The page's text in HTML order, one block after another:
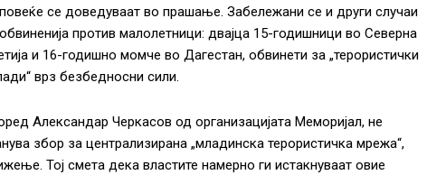
се доведуваат во прашање. Забележани се и други случаи
против малолетници: двајца 15-годишници во Северна
и 16-годишно момче во Дагестан, обвинети за „терористички
врз безбедносни сили.
Александар Черкасов од организацијата Меморијал, не
збор за централизирана „младинска терористичка мрежа“,
Тој смета дека властите намерно ги истакнуваат овие